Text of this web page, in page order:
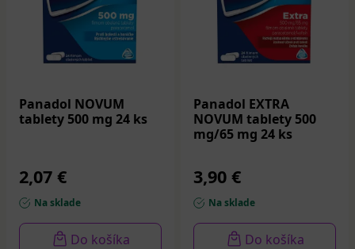
Panadol NOVUM
tablety 500 mg 24 ks
2,07 €
Na sklade
Do košíka
Panadol EXTRA
NOVUM tablety 500
mg/65 mg 24 ks
3,90 €
Na sklade
Do košíka